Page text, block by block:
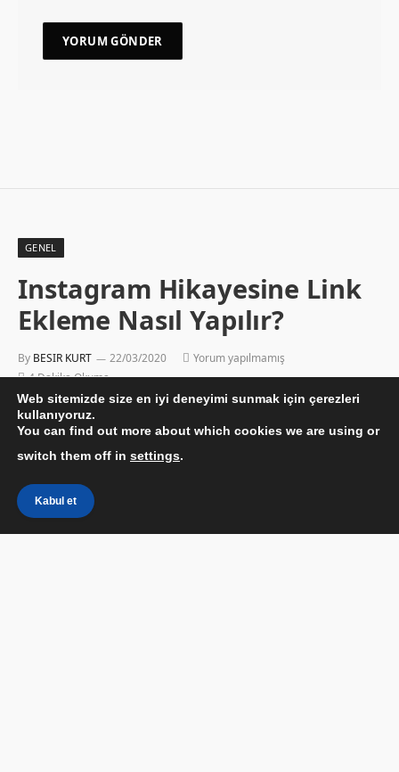
GENEL
Instagram Hikayesine Link
Ekleme Nasıl Yapılır?
By BESIR KURT 22/03/2020
Yorum yapılmamış
4 Dakika Okuma
Web sitemizde size en iyi deneyimi sunmak için çerezleri
kullanıyoruz.
You can find out more about which cookies we are using or
switch them off in settings.
Kabul et